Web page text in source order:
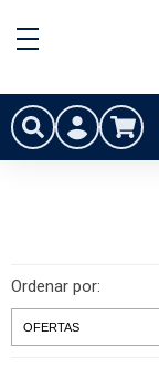
Ordenar por: